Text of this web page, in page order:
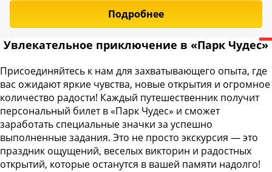
Подробнее
Увлекательное приключение в «Парк Чудес»
Присоединяйтесь к нам для захватывающего опыта, где
вас ожидают яркие чувства, новые открытия и огромное
количество радости! Каждый путешественник получит
персональный билет в «Парк Чудес» и сможет
заработать специальные значки за успешно
выполненные задания. Это не просто экскурсия — это
праздник ощущений, веселых викторин и радостных
открытий, которые останутся в вашей памяти надолго!